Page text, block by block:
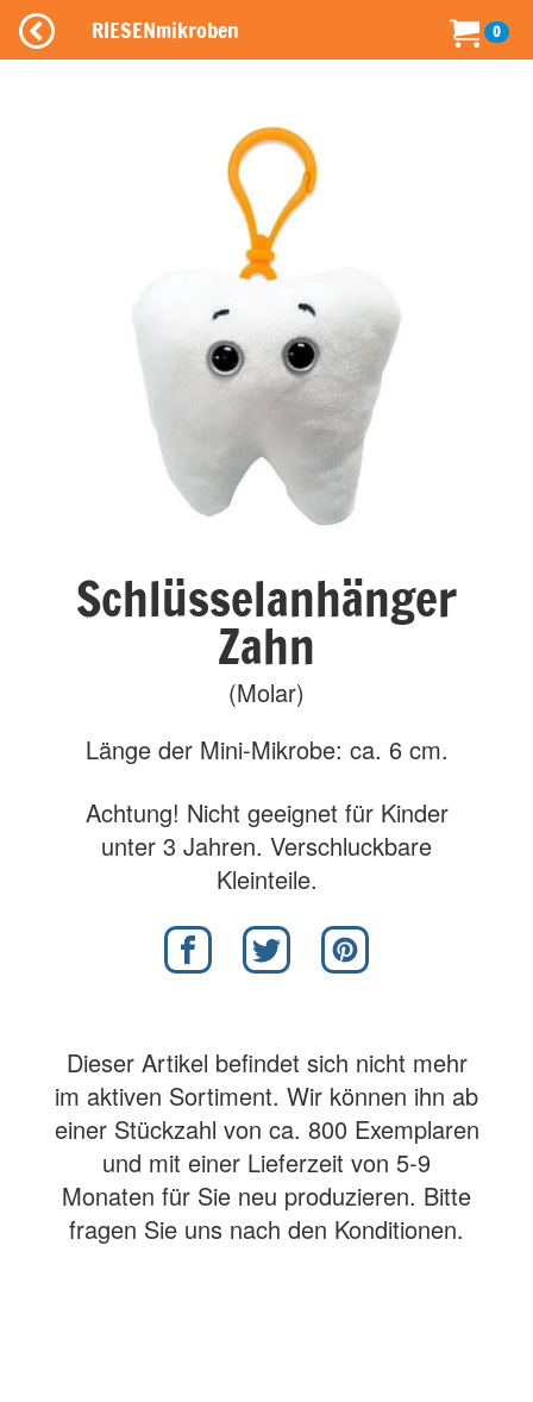
RIESENmikroben 0
Schlüsselanhänger
Zahn
(Molar)
Länge der Mini-Mikrobe: ca. 6 cm.
Achtung! Nicht geeignet für Kinder
unter 3 Jahren. Verschluckbare
Kleinteile.
Dieser Artikel befindet sich nicht mehr
im aktiven Sortiment. Wir können ihn ab
einer Stückzahl von ca. 800 Exemplaren
und mit einer Lieferzeit von 5-9
Monaten für Sie neu produzieren. Bitte
fragen Sie uns nach den Konditionen.